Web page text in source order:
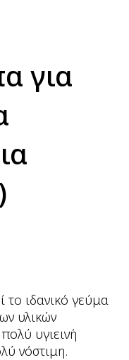
για
το ιδανικό γεύμα
υλικών
υγιεινή
νόστιμη.